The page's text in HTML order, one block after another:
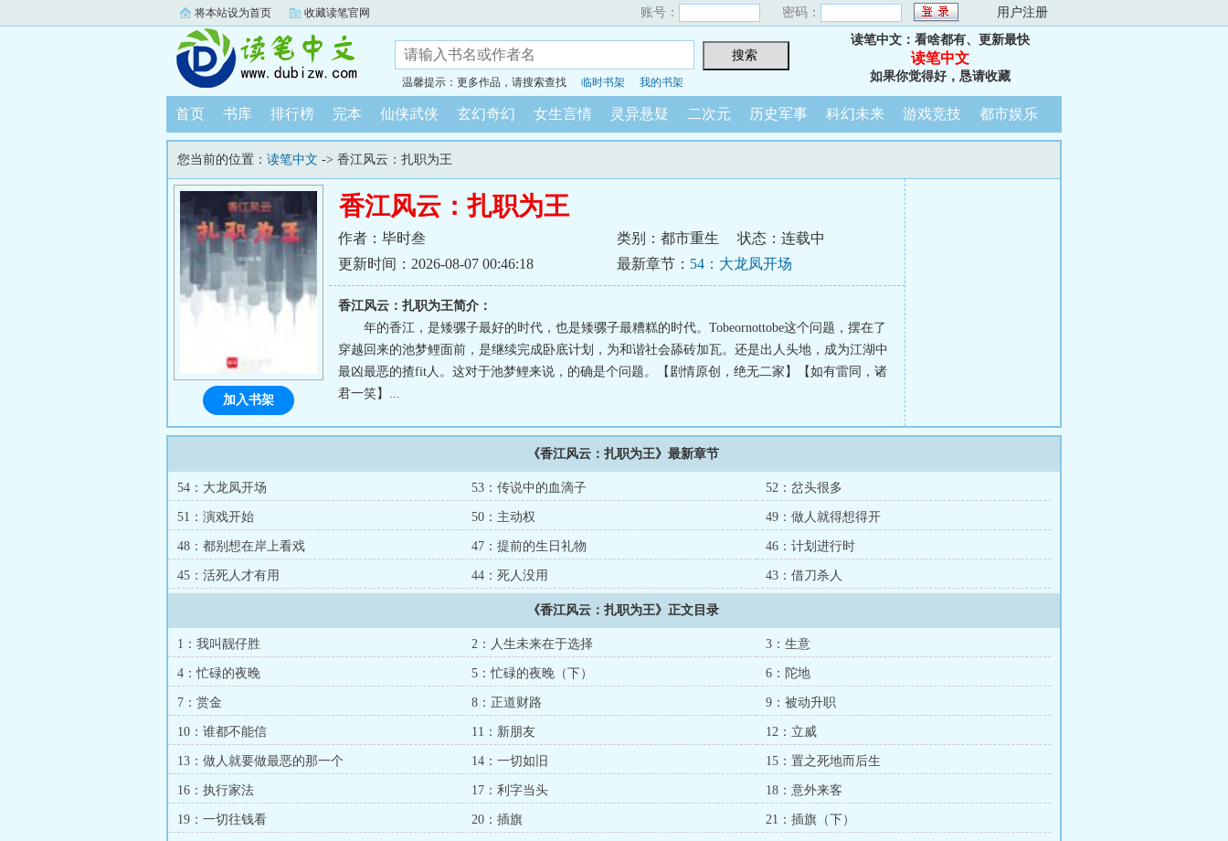
将本站设为首页 收藏读笔官网 账号： 密码： 用户注册
温馨提示：更多作品，请搜索查找 临时书架 我的书架
读笔中文：看啥都有、更新最快
读笔中文
如果你觉得好，恳请收藏
首页 书库 排行榜 完本 仙侠武侠 玄幻奇幻 女生言情 灵异悬疑 二次元 历史军事 科幻未来 游戏竞技 都市娱乐
您当前的位置： 读笔中文 -> 香江风云：扎职为王
香江风云：扎职为王
作者：毕时叁 类别：都市重生
状态：连载中
更新时间：2026-08-07 00:46:18
最新章节： 54：大龙凤开场
香江风云：扎职为王简介：
年的香江，是矮骡子最好的时代，也是矮骡子最糟糕的时代。Tobeornottobe这个问题，摆在了
穿越回来的池梦鲤面前，是继续完成卧底计划，为和谐社会舔砖加瓦。还是出人头地，成为江湖中
最凶最恶的揸fit人。这对于池梦鲤来说，的确是个问题。【剧情原创，绝无二家】【如有雷同，诸
君一笑】...
加入书架
《香江风云：扎职为王》最新章节
54：大龙凤开场 53：传说中的血滴子 52：岔头很多
51：演戏开始 50：主动权 49：做人就得想得开
48：都别想在岸上看戏 47：提前的生日礼物 46：计划进行时
45：活死人才有用 44：死人没用 43：借刀杀人
《香江风云：扎职为王》正文目录
1：我叫靓仔胜 2：人生未来在于选择 3：生意
4：忙碌的夜晚 5：忙碌的夜晚（下） 6：陀地
7：赏金 8：正道财路 9：被动升职
10：谁都不能信 11：新朋友 12：立威
13：做人就要做最恶的那一个 14：一切如旧 15：置之死地而后生
16：执行家法 17：利字当头 18：意外来客
19：一切往钱看 20：插旗 21：插旗（下）